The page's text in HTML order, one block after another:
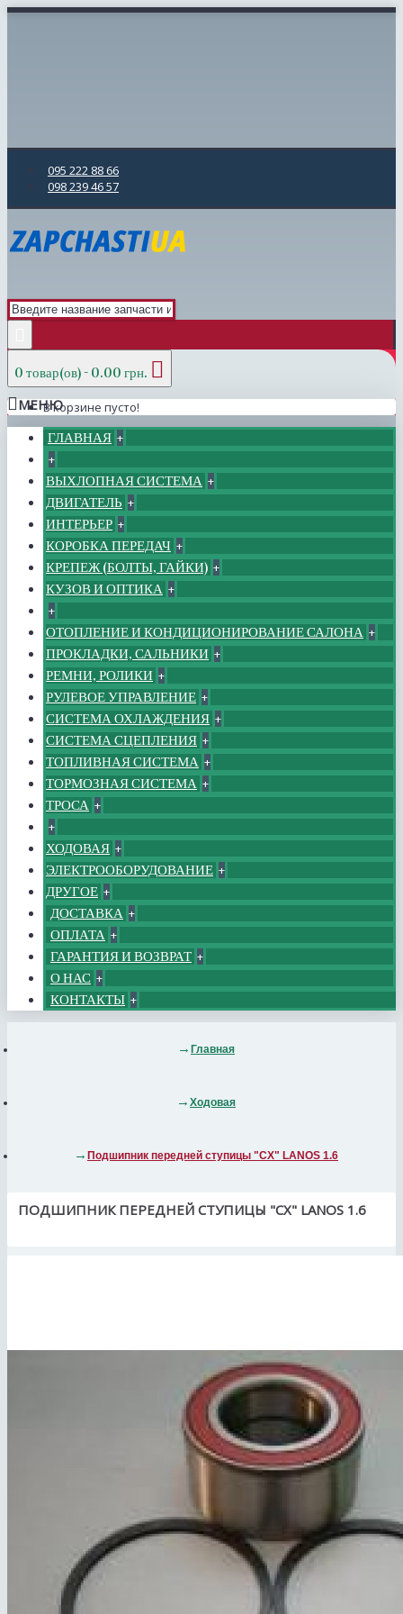
095 222 88 66
098 239 46 57
0 товар(ов) - 0.00 грн.
В корзине пусто!
МЕНЮ
ГЛАВНАЯ +
+
ВЫХЛОПНАЯ СИСТЕМА +
ДВИГАТЕЛЬ +
ИНТЕРЬЕР +
КОРОБКА ПЕРЕДАЧ +
КРЕПЕЖ (БОЛТЫ, ГАЙКИ) +
КУЗОВ И ОПТИКА +
+
ОТОПЛЕНИЕ И КОНДИЦИОНИРОВАНИЕ САЛОНА +
ПРОКЛАДКИ, САЛЬНИКИ +
РЕМНИ, РОЛИКИ +
РУЛЕВОЕ УПРАВЛЕНИЕ +
СИСТЕМА ОХЛАЖДЕНИЯ +
СИСТЕМА СЦЕПЛЕНИЯ +
ТОПЛИВНАЯ СИСТЕМА +
ТОРМОЗНАЯ СИСТЕМА +
ТРОСА +
+
ХОДОВАЯ +
ЭЛЕКТРООБОРУДОВАНИЕ +
ДРУГОЕ +
ДОСТАВКА +
ОПЛАТА +
ГАРАНТИЯ И ВОЗВРАТ +
О НАС +
КОНТАКТЫ +
Главная
Ходовая
Подшипник передней ступицы "CX" LANOS 1.6
ПОДШИПНИК ПЕРЕДНЕЙ СТУПИЦЫ "CX" LANOS 1.6